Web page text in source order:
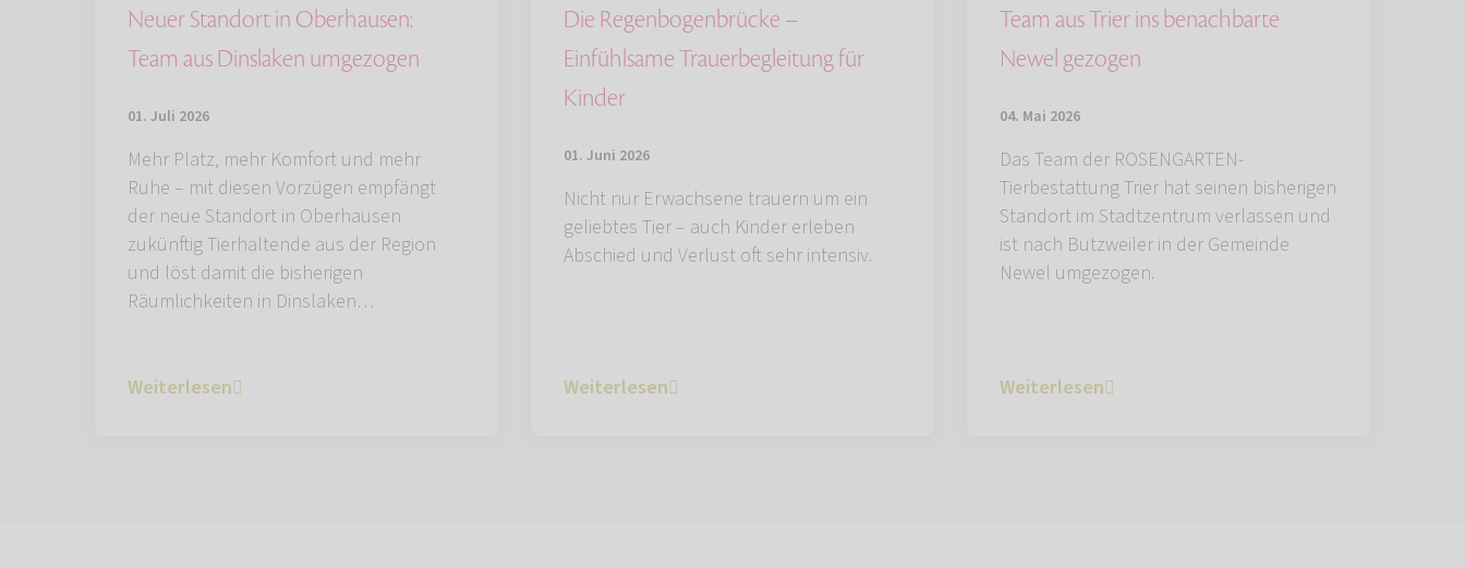
Neuer Standort in Oberhausen:
Team aus Dinslaken umgezogen
01. Juli 2026
Mehr Platz, mehr Komfort und mehr
Ruhe – mit diesen Vorzügen empfängt
der neue Standort in Oberhausen
zukünftig Tierhaltende aus der Region
und löst damit die bisherigen
Räumlichkeiten in Dinslaken…
Weiterlesen
Die Regenbogenbrücke –
Einfühlsame Trauerbegleitung für
Kinder
01. Juni 2026
Nicht nur Erwachsene trauern um ein
geliebtes Tier – auch Kinder erleben
Abschied und Verlust oft sehr intensiv.
Weiterlesen
Team aus Trier ins benachbarte
Newel gezogen
04. Mai 2026
Das Team der ROSENGARTEN-
Tierbestattung Trier hat seinen bisherigen
Standort im Stadtzentrum verlassen und
ist nach Butzweiler in der Gemeinde
Newel umgezogen.
Weiterlesen